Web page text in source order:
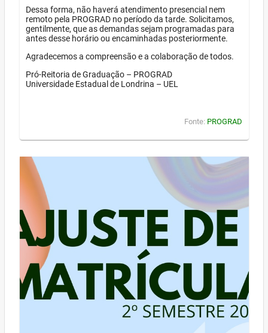
Dessa forma, não haverá atendimento presencial nem
remoto pela PROGRAD no período da tarde. Solicitamos,
gentilmente, que as demandas sejam programadas para
antes desse horário ou encaminhadas posteriormente.
Agradecemos a compreensão e a colaboração de todos.
Pró-Reitoria de Graduação – PROGRAD
Universidade Estadual de Londrina – UEL
Fonte: PROGRAD